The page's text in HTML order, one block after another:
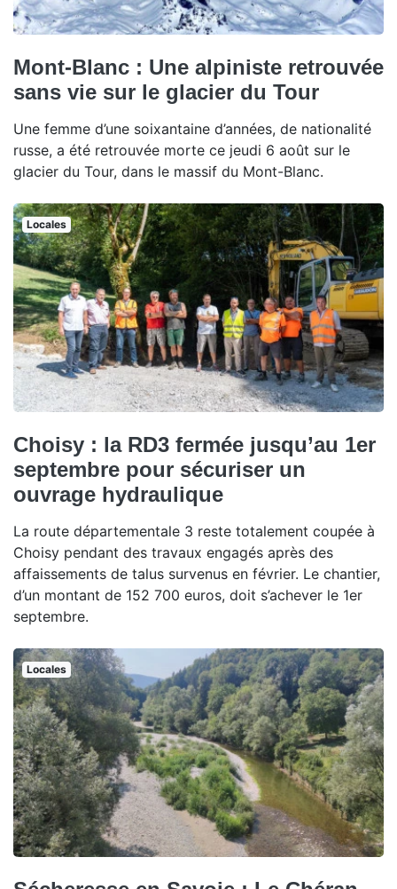
Mont-Blanc : Une alpiniste retrouvée
sans vie sur le glacier du Tour
Une femme d’une soixantaine d’années, de nationalité
russe, a été retrouvée morte ce jeudi 6 août sur le
glacier du Tour, dans le massif du Mont-Blanc.
Locales
Choisy : la RD3 fermée jusqu’au 1er
septembre pour sécuriser un
ouvrage hydraulique
La route départementale 3 reste totalement coupée à
Choisy pendant des travaux engagés après des
affaissements de talus survenus en février. Le chantier,
d’un montant de 152 700 euros, doit s’achever le 1er
septembre.
Locales